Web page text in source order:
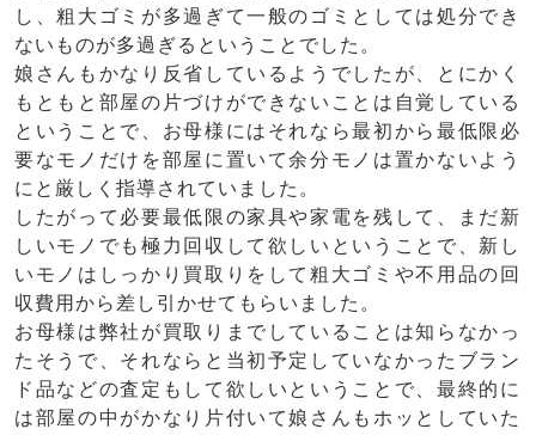
し、粗大ゴミが多過ぎて一般のゴミとしては処分でき
ないものが多過ぎるということでした。
娘さんもかなり反省しているようでしたが、とにかく
もともと部屋の片づけができないことは自覚している
ということで、お母様にはそれなら最初から最低限必
要なモノだけを部屋に置いて余分モノは置かないよう
にと厳しく指導されていました。
したがって必要最低限の家具や家電を残して、まだ新
しいモノでも極力回収して欲しいということで、新し
いモノはしっかり買取りをして粗大ゴミや不用品の回
収費用から差し引かせてもらいました。
お母様は弊社が買取りまでしていることは知らなかっ
たそうで、それならと当初予定していなかったブラン
ド品などの査定もして欲しいということで、最終的に
は部屋の中がかなり片付いて娘さんもホッとしていた